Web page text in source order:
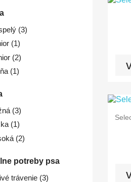
(3)
(1)
(2)
(1)
(3)
(1)
(2)
potreby psa
trávenie (3)